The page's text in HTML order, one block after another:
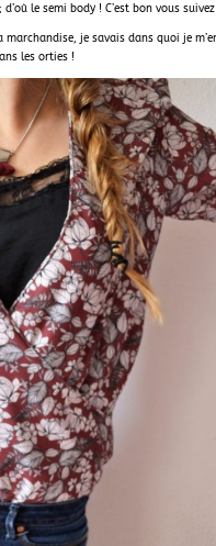
le semi body ! C’est bon vous suivez
je savais dans quoi je
les orties !